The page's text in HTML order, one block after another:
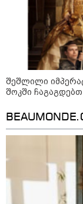
09:00 / 07-08-2026
18 წელი
შესაძლოა,
შეშლილი
შოკში ჩაგაგდებთ